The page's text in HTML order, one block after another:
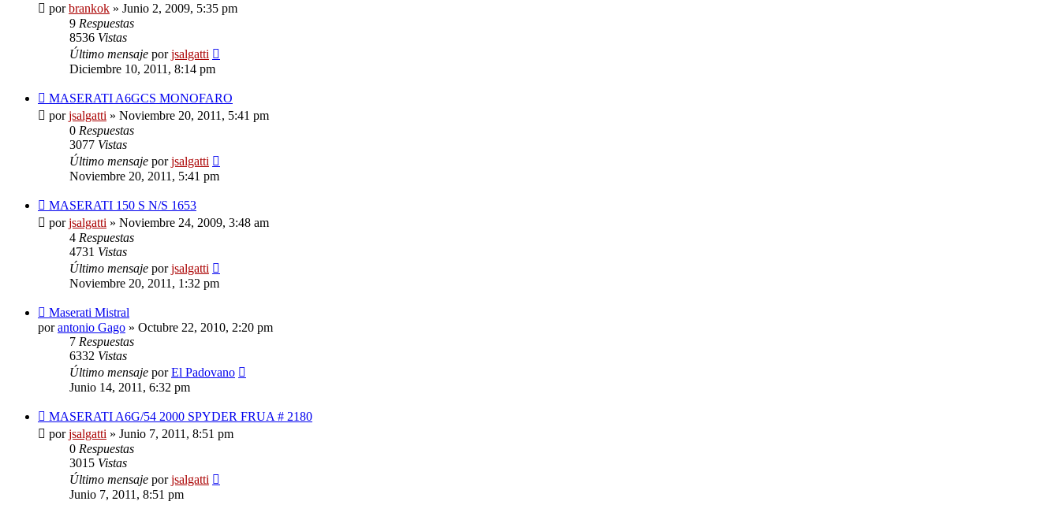
porbrankok » Junio 2, 2009, 5:35 pm
9 Respuestas
8536 Vistas
Último mensaje porjsalgatti
Diciembre 10, 2011, 8:14 pm
MASERATI A6GCS MONOFARO
porjsalgatti » Noviembre 20, 2011, 5:41 pm
0 Respuestas
3077 Vistas
Último mensaje porjsalgatti
Noviembre 20, 2011, 5:41 pm
MASERATI 150 S N/S 1653
porjsalgatti » Noviembre 24, 2009, 3:48 am
4 Respuestas
4731 Vistas
Último mensaje porjsalgatti
Noviembre 20, 2011, 1:32 pm
Maserati Mistral
porantonio Gago » Octubre 22, 2010, 2:20 pm
7 Respuestas
6332 Vistas
Último mensaje porEl Padovano
Junio 14, 2011, 6:32 pm
MASERATI A6G/54 2000 SPYDER FRUA # 2180
porjsalgatti » Junio 7, 2011, 8:51 pm
0 Respuestas
3015 Vistas
Último mensaje porjsalgatti
Junio 7, 2011, 8:51 pm